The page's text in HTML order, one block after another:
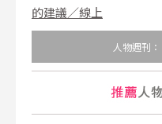
的建議／線上
人物週刊：